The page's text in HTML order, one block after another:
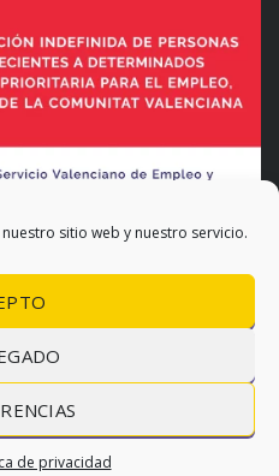
sitio web y nuestro servicio.
de privacidad